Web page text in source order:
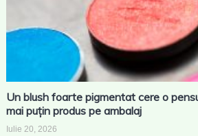
Un blush foarte pigmentat cere o
mai puțin produs pe ambalaj
Iulie 20, 2026